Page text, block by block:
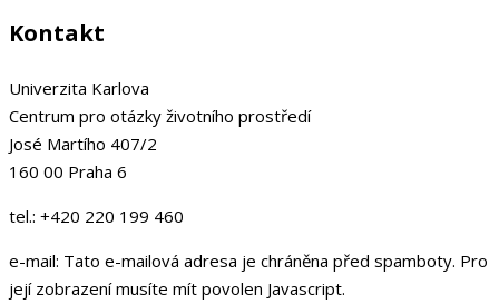
Kontakt
Univerzita Karlova
Centrum pro otázky životního prostředí
José Martího 407/2
160 00 Praha 6
tel.: +420 220 199 460
e-mail: Tato e-mailová adresa je chráněna před spamboty. Pro
její zobrazení musíte mít povolen Javascript.